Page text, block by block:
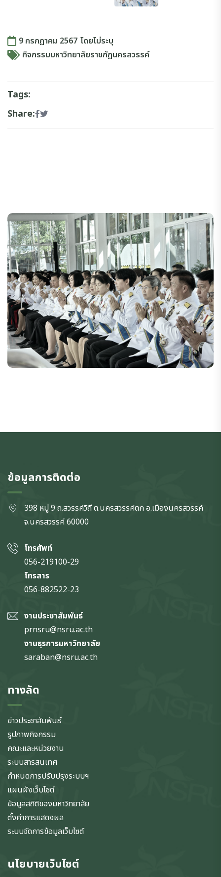
9 กรกฎาคม 2567 โดยไม่ระบุ
กิจกรรมมหาวิทยาลัยราชภัฏนครสวรรค์
Tags:
Share:
ข้อมูลการติดต่อ
398 หมู่ 9 ถ.สวรรค์วิถี ต.นครสวรรค์ตก อ.เมืองนครสวรรค์
จ.นครสวรรค์60000
โทรศัพท์
056-219100-29
โทรสาร
056-882522-23
งานประชาสัมพันธ์
prnsru@nsru.ac.th
งานธุรการมหาวิทยาลัย
saraban@nsru.ac.th
ทางลัด
ข่าวประชาสัมพันธ์
รูปภาพกิจกรรม
คณะและหน่วยงาน
ระบบสารสนเทศ
กำหนดการปรับปรุงระบบฯ
แผนผังเว็บไซต์
ข้อมูลสถิติของมหาวิทยาลัย
ตั้งค่าการแสดงผล
ระบบจัดการข้อมูลเว็บไซต์
นโยบายเว็บไซต์